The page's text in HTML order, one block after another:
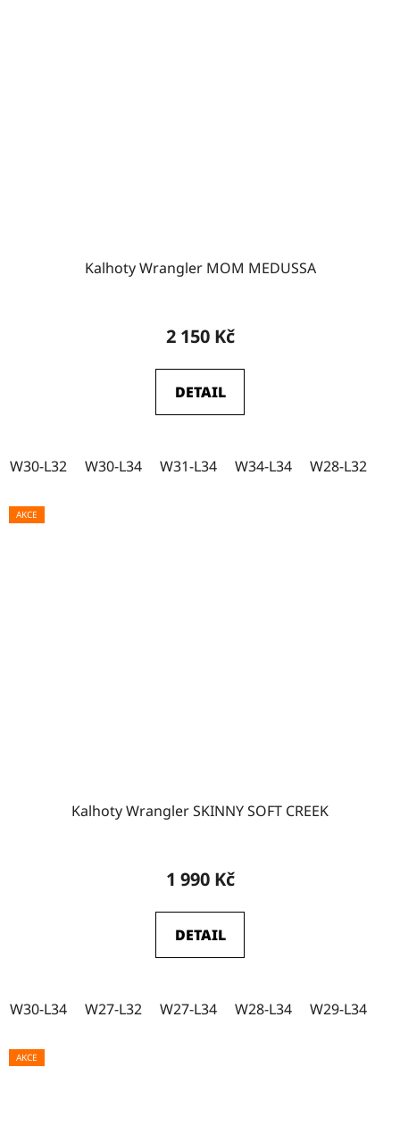
Kalhoty Wrangler MOM MEDUSSA
2 150 Kč
DETAIL
W30-L32 W30-L34 W31-L34 W34-L34 W28-L32
AKCE
Kalhoty Wrangler SKINNY SOFT CREEK
1 990 Kč
DETAIL
W30-L34 W27-L32 W27-L34 W28-L34 W29-L34
AKCE